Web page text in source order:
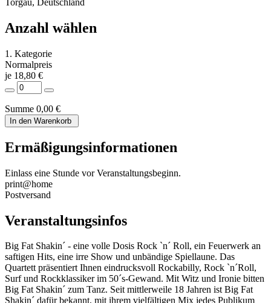
Torgau, Deutschland
Anzahl wählen
1. Kategorie
Normalpreis
je 18,80 €
Summe 0,00 €
In den Warenkorb
Ermäßigungsinformationen
Einlass eine Stunde vor Veranstaltungsbeginn.
print@home
Postversand
Veranstaltungsinfos
Big Fat Shakin´ - eine volle Dosis Rock `n´ Roll, ein Feuerwerk an
saftigen Hits, eine irre Show und unbändige Spiellaune. Das
Quartett präsentiert Ihnen eindrucksvoll Rockabilly, Rock `n´Roll,
Surf und Rockklassiker im 50´s-Gewand. Mit Witz und Ironie bitten
Big Fat Shakin´ zum Tanz. Seit mittlerweile 18 Jahren ist Big Fat
Shakin´ dafür bekannt, mit ihrem vielfältigen Mix jedes Publikum